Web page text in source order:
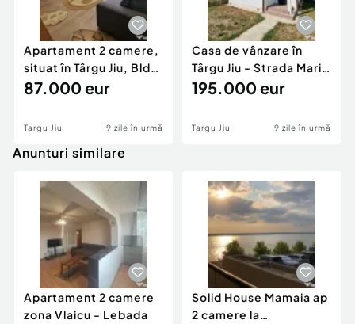
Apartament 2 camere,
situat în Târgu Jiu, Bld
Republicii
87.000 eur
Targu Jiu 9 zile în urmă
Casa de vânzare în
Târgu Jiu - Strada Marin
Preda
195.000 eur
Targu Jiu 9 zile în urmă
Anunturi similare
Apartament 2 camere
zona Vlaicu - Lebada
Solid House Mamaia ap
2 camere la